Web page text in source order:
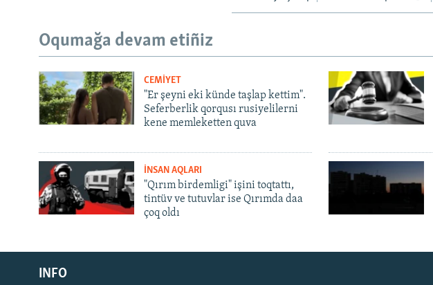
Українською
Oqumağa devam etiñiz
CEMİYET
"Er şeyni eki künde taşlap kettim".
Seferberlik qorqusı rusiyelilerni
kene memleketten quva
İNSAN AQLARI
"Qırım birdemligi" işini toqtattı,
tintüv ve tutuvlar ise Qırımda daa
çoq oldı
INFO